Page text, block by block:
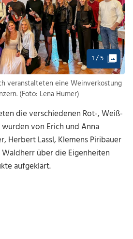
1 / 5
veranstalteten eine Weinverkostung
(Foto: Lena Humer)
die verschiedenen Rot-, Weiß-
von Erich und Anna
Herbert Lassl, Klemens Piribauer
Waldherr über die Eigenheiten
aufgeklärt.